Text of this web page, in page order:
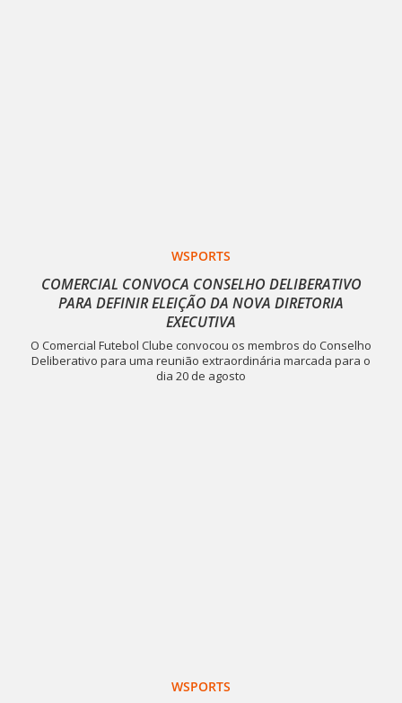
WSPORTS
COMERCIAL CONVOCA CONSELHO DELIBERATIVO
PARA DEFINIR ELEIÇÃO DA NOVA DIRETORIA
EXECUTIVA
O Comercial Futebol Clube convocou os membros do Conselho
Deliberativo para uma reunião extraordinária marcada para o
dia 20 de agosto
WSPORTS